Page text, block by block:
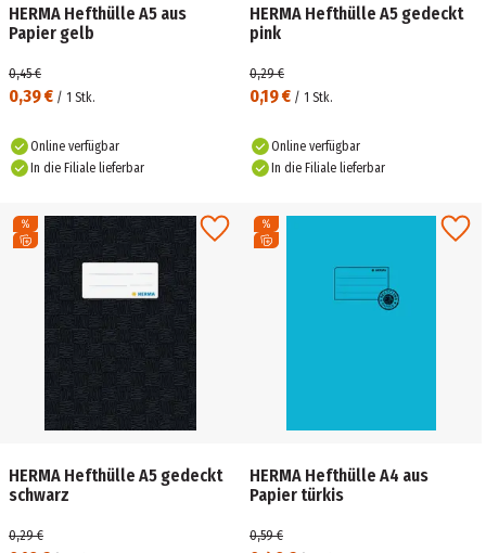
HERMA Hefthülle A5 aus
Papier gelb
0,39 € / 1 Stk.
0,45 €
Online verfügbar
In die Filiale lieferbar
HERMA Hefthülle A5 gedeckt
pink
0,19 € / 1 Stk.
0,29 €
Online verfügbar
In die Filiale lieferbar
HERMA Hefthülle A5 gedeckt
schwarz
0,29 €
HERMA Hefthülle A4 aus
Papier türkis
0,59 €